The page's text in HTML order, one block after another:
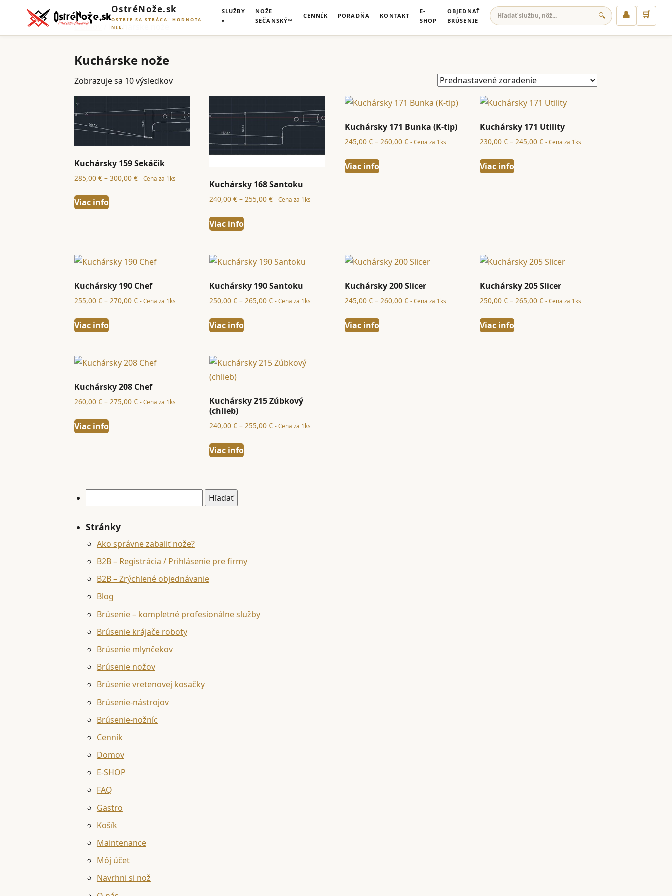
OstréNože.sk
OSTRIE SA STRÁCA. HODNOTA
NIE.
SLUŽBY
NOŽE
SEČANSKÝ™
CENNÍK PORADŇA KONTAKT
E-
SHOP
OBJEDNAŤ
BRÚSENIE
🔍 👤 🛒
Domov / Kuchárske nože
Kuchárske nože
Zobrazuje sa 10 výsledkov
Kuchársky 159 Sekáčik
285,00€ – 300,00€Price
- Cena za 1ks
Viac info
Kuchársky 168 Santoku
240,00€ – 255,00€Price
- Cena za 1ks
Viac info
Kuchársky 171 Bunka (K-tip)
245,00 € – 260,00 €Price
- Cena za 1ks
Viac info
Kuchársky 171 Utility
230,00 € – 245,00 €Price
- Cena za 1ks
Viac info
Kuchársky 190 Chef
255,00€ – 270,00€Price
- Cena za 1ks
Viac info
Kuchársky 190 Santoku
250,00€ – 265,00€Price
- Cena za 1ks
Viac info
Kuchársky 200 Slicer
245,00 € – 260,00 €Price
- Cena za 1ks
Viac info
Kuchársky 205 Slicer
250,00 € – 265,00 €Price
- Cena za 1ks
Viac info
Kuchársky 208 Chef
260,00€ – 275,00€Price
- Cena za 1ks
Viac info
Kuchársky 215 Zúbkový
(chlieb)
240,00€ – 255,00€Price
- Cena za 1ks
Viac info
Stránky
Ako správne zabaliť nože?
B2B – Registrácia / Prihlásenie pre firmy
B2B – Zrýchlené objednávanie
Blog
Brúsenie – kompletné profesionálne služby
Brúsenie krájače roboty
Brúsenie mlynčekov
Brúsenie nožov
Brúsenie vretenovej kosačky
Brúsenie-nástrojov
Brúsenie-nožníc
Cenník
Domov
E-SHOP
FAQ
Gastro
Košík
Maintenance
Môj účet
Navrhni si nož